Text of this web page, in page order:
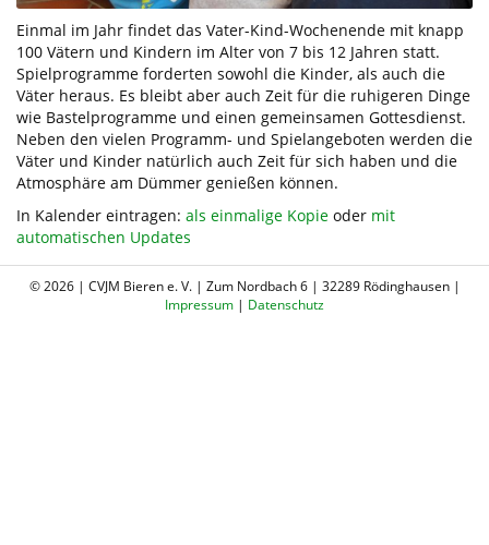
Einmal im Jahr findet das Vater-Kind-Wochenende mit knapp
100 Vätern und Kindern im Alter von 7 bis 12 Jahren statt.
Spielprogramme forderten sowohl die Kinder, als auch die
Väter heraus. Es bleibt aber auch Zeit für die ruhigeren Dinge
wie Bastelprogramme und einen gemeinsamen Gottesdienst.
Neben den vielen Programm- und Spielangeboten werden die
Väter und Kinder natürlich auch Zeit für sich haben und die
Atmosphäre am Dümmer genießen können.
In Kalender eintragen: als einmalige Kopie oder mit
automatischen Updates
© 2026 | CVJM Bieren e. V. | Zum Nordbach 6 | 32289 Rödinghausen |
Impressum | Datenschutz